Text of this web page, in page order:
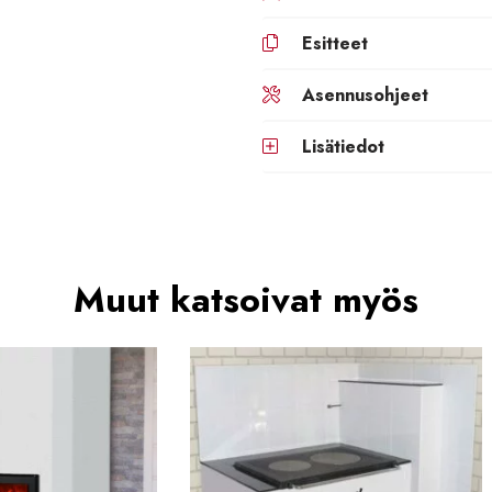
Esitteet
Asennusohjeet
Lisätiedot
Muut katsoivat myös